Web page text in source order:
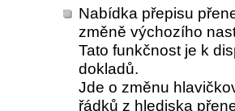
Nabídka přepisu
změně výchozího
Tato funkčnost je k
dokladů.
Jde o změnu
řádků z hlediska